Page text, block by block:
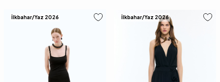
İlkbahar/Yaz 2026 İlkbahar/Yaz 2026